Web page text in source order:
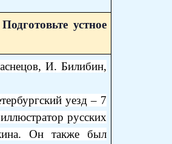
устное
И. Билибин,
уезд – 7
русских
Он также был